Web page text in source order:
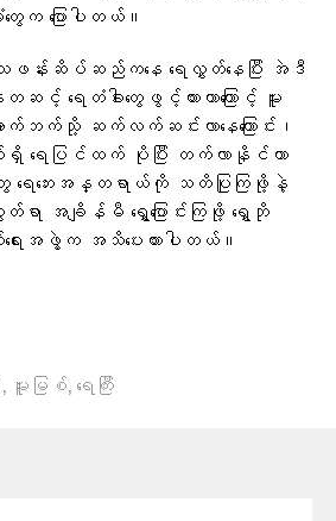
ေက ပြောပါတယ်​။
န်းဆိပ်ဆည်ကနေ ရေလွှတ်နေပြီး အဲဒီ
င့် ရေတံခါးတွေဖွင့်ထားတာကြောင့် မူး
ာက်ဘက်သို့ ဆက်လက်ဆင်းလာနေကြောင်း၊
ရေပြင်ထက် ပိုပြီး တက်လာနိုင်တာ
းရွာတွေ ရေဘေးအန္တရာယ်ကို သတိပြုကြဖို့နဲ့
ာ အချိန်မီ ရွှေ့ပြောင်းကြဖို့ ရွှေဘို
အဖွဲ့က အသိပေးထားပါတယ်။
, မူးမြစ်, ရေကြီး